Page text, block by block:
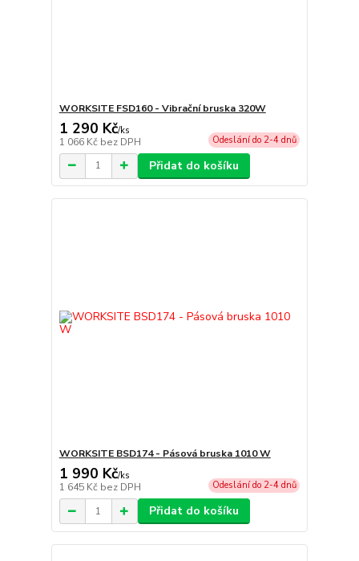
WORKSITE FSD160 - Vibrační bruska 320W
1 290 Kč/ks
1 066 Kč bez DPH Odeslání do 2-4 dnů
Přidat do košíku
WORKSITE BSD174 - Pásová bruska 1010 W
1 990 Kč/ks
1 645 Kč bez DPH Odeslání do 2-4 dnů
Přidat do košíku